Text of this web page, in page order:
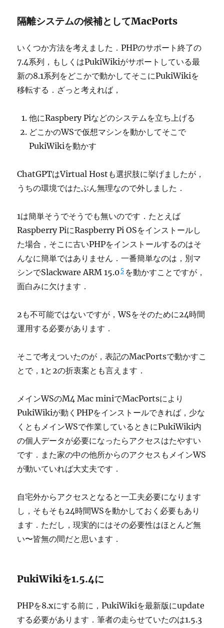
隔離システムの候補としてMacPorts
いくつか方法を考えました．PHPのサポート終了の
7.4系列，もしくはPukiWikiがサポートしている最
新の8.1系列をどこかで動かしてそこにPukiWikiを
移転する．ざっと考えれば，
他にRaspbery Piなどのシステムを立ち上げる
どこかのWSで仮想マシンを動かしてそこで
PukiWikiを動かす
ChatGPTはVirtual Hostも選択肢に挙げましたが，
うちの環境ではたぶん無理なので外しました．
1は簡単そうでそうでも無いのです．たとえば
Raspberry PiにRaspberry Pi OSをインストールし
た場合，そこに古いPHPをインストールするのはそ
んなに簡単ではありません．一番簡単なのは，別マ
シンでSlackware ARM 15.0 5 を動かすことですが，
面白みに欠けます．
2も不可能ではないですが，WSをそのために24時間
運用する必要があります．
そこで考えついたのが，表記のMacPortsで動かすこ
とで，1と2の折衷案とも言えます．
メインWSのM4 Mac miniでMacPortsにより
PukiWikiが動くPHPをインストールできれば，少な
くともメインWSで作業しているときにPukiWiki内
の個人データが必要になったらアクセスはたやすい
です．また家の中の他所からのアクセスもメインWS
が動いていれば大丈夫です．
自宅外からアクセスとなると一工夫必要になります
し，そもそも24時間WSを動かしておく必要もあり
ます．ただし，現実的にはその必要性はほとんど無
い〜皆無の間だと思います．
PukiWikiを1.5.4に
PHPを8.xにする前に，PukiWikiを最新版にupdate
する必要があります．筆者の走らせていたのは1.5.3